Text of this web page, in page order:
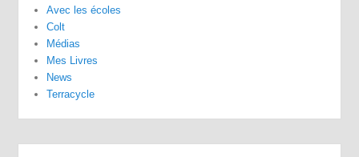
Avec les écoles
Colt
Médias
Mes Livres
News
Terracycle